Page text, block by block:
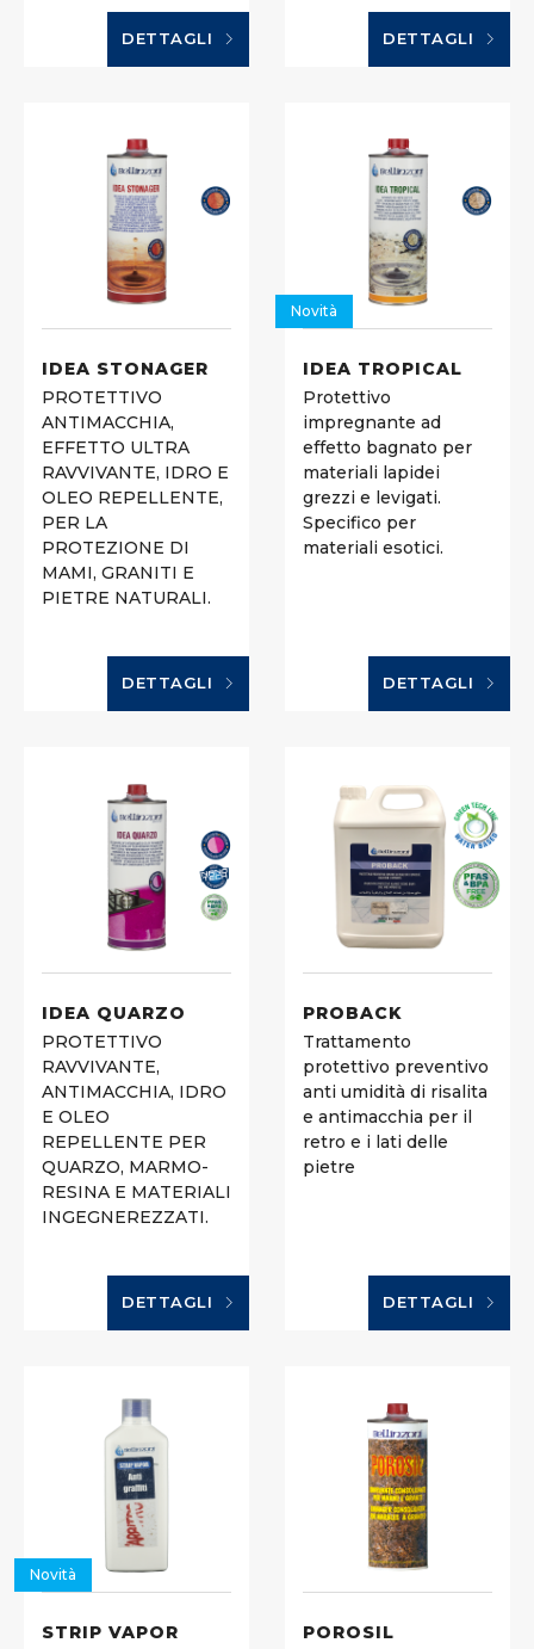
DETTAGLI DETTAGLI
IDEA STONAGER
PROTETTIVO
ANTIMACCHIA,
EFFETTO ULTRA
RAVVIVANTE, IDRO E
OLEO REPELLENTE,
PER LA
PROTEZIONE DI
MAMI, GRANITI E
PIETRE NATURALI.
DETTAGLI
Novità
IDEA TROPICAL
Protettivo
impregnante ad
effetto bagnato per
materiali lapidei
grezzi e levigati.
Specifico per
materiali esotici.
DETTAGLI
IDEA QUARZO
PROTETTIVO
RAVVIVANTE,
ANTIMACCHIA, IDRO
E OLEO
REPELLENTE PER
QUARZO, MARMO-
RESINA E MATERIALI
INGEGNEREZZATI.
DETTAGLI
PROBACK
Trattamento
protettivo preventivo
anti umidità di risalita
e antimacchia per il
retro e i lati delle
pietre
DETTAGLI
Novità
STRIP VAPOR
POROSIL